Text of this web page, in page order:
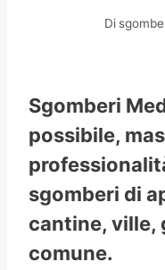
Di
Sgomberi
possibile,
sgomberi di
cantine, ville,
comune.